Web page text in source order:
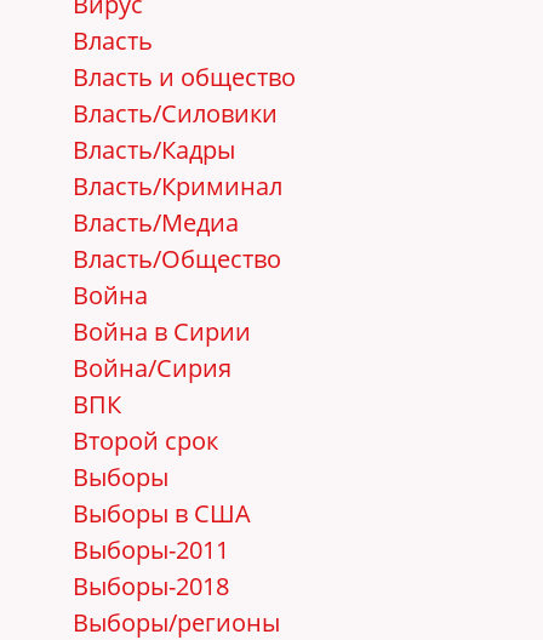
Власть
Власть и общество
Власть/Cиловики
Власть/Кадры
Власть/Криминал
Власть/Медиа
Власть/Общество
Война
Война в Сирии
Война/Сирия
ВПК
Второй срок
Выборы
Выборы в США
Выборы-2011
Выборы-2018
Выборы/регионы